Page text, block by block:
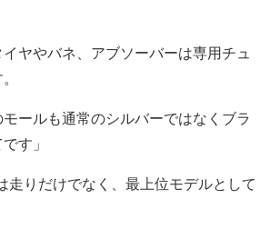
ヤやバネ、アブソーバーは専用チュ
ールも通常のシルバーではなくブラ
す」
りだけでなく、最上位モデルとして